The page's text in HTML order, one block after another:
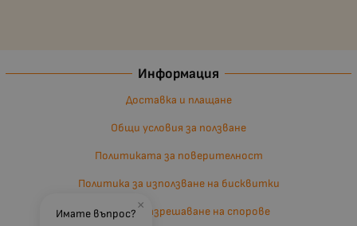
Информация
Доставка и плащане
Общи условия за ползване
Политиката за поверителност
Политика за използване на бисквитки
Въпроси и разрешаване на спорове
×
Имате въпрос?